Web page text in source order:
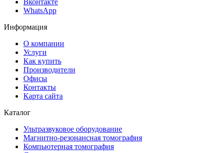
WhatsApp
Информация
О компании
Услуги
Как купить
Производители
Офисы
Контакты
Карта сайта
Каталог
Ультразвуковое оборудование
Магнитно-резонансная томография
Компьютерная томография